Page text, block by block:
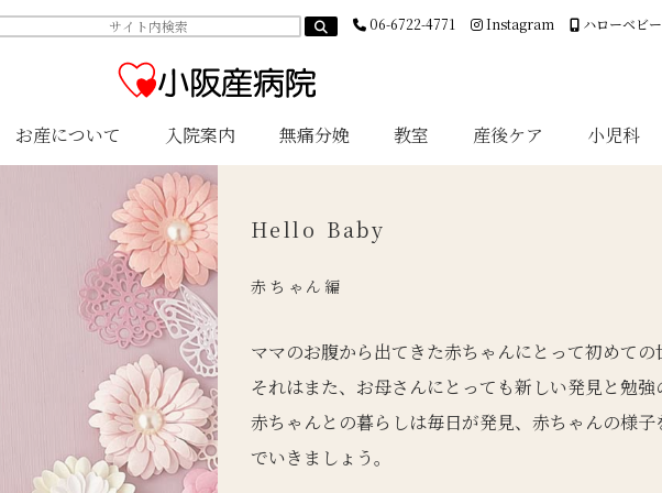
06-6722-4771 Instagram ハローベビ
お産について 入院案内 無痛分娩 教室 産後ケア 小児科
Hello Baby
赤ちゃん編
ママのお腹から出てきた赤ちゃんにとって初めての
それはまた、お母さんにとっても新しい発見と勉強
赤ちゃんとの暮らしは毎日が発見、赤ちゃんの様
でいきましょう。